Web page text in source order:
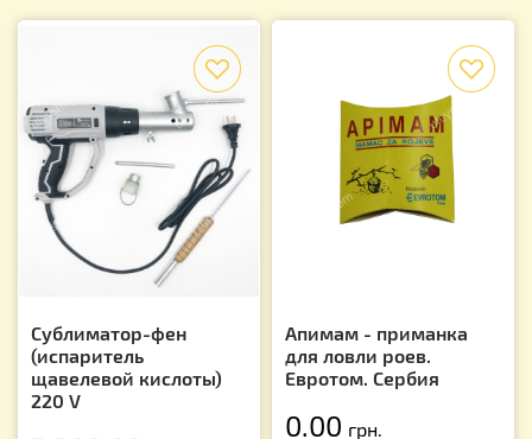
Сублиматор-фен
(испаритель
щавелевой кислоты)
220 V
Апимам - приманка
для ловли роев.
Евротом. Сербия
0.00 грн.